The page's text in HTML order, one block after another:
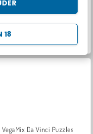
18
World War 2 Shooter
VegaMix Da Vinci Puzzles